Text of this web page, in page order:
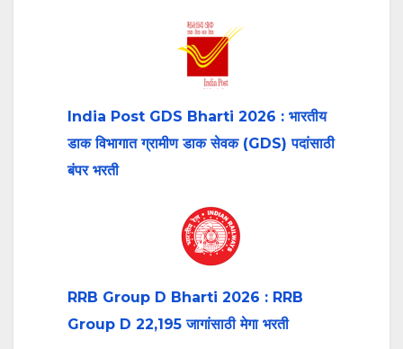
India Post GDS Bharti 2026 : भारतीय
डाक विभागात ग्रामीण डाक सेवक (GDS) पदांसाठी
बंपर भरती
RRB Group D Bharti 2026 : RRB
Group D 22,195 जागांसाठी मेगा भरती